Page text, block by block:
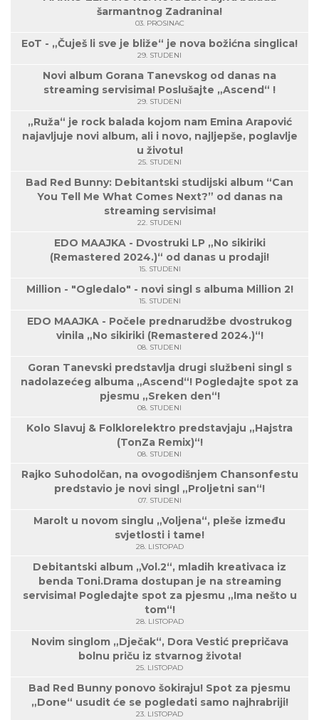
šarmantnog Zadranina!
03. PROSINAC
EoT - „Čuješ li sve je bliže“ je nova božićna singlica!
29. STUDENI
Novi album Gorana Tanevskog od danas na
streaming servisima! Poslušajte „Ascend“ !
29. STUDENI
„Ruža“ je rock balada kojom nam Emina Arapović
najavljuje novi album, ali i novo, najljepše, poglavlje
u životu!
25. STUDENI
Bad Red Bunny: Debitantski studijski album “Can
You Tell Me What Comes Next?” od danas na
streaming servisima!
22. STUDENI
EDO MAAJKA - Dvostruki LP „No sikiriki
(Remastered 2024.)“ od danas u prodaji!
15. STUDENI
Million - "Ogledalo" - novi singl s albuma Million 2!
15. STUDENI
EDO MAAJKA - Počele prednarudžbe dvostrukog
vinila „No sikiriki (Remastered 2024.)“!
08. STUDENI
Goran Tanevski predstavlja drugi službeni singl s
nadolazećeg albuma „Ascend“! Pogledajte spot za
pjesmu „Sreken den“!
08. STUDENI
Kolo Slavuj & Folklorelektro predstavjaju „Hajstra
(TonZa Remix)“!
08. STUDENI
Rajko Suhodolčan, na ovogodišnjem Chansonfestu
predstavio je novi singl „Proljetni san“!
07. STUDENI
Marolt u novom singlu „Voljena“, pleše između
svjetlosti i tame!
28. LISTOPAD
Debitantski album „Vol.2“, mladih kreativaca iz
benda Toni.Drama dostupan je na streaming
servisima! Pogledajte spot za pjesmu „Ima nešto u
tom“!
28. LISTOPAD
Novim singlom „Dječak“, Dora Vestić prepričava
bolnu priču iz stvarnog života!
25. LISTOPAD
Bad Red Bunny ponovo šokiraju! Spot za pjesmu
„Done“ usudit će se pogledati samo najhrabriji!
23. LISTOPAD